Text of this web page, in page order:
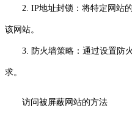
2. IP地址封锁：将特定网站的
该网站。
3. 防火墙策略：通过设置防火
求。
访问被屏蔽网站的方法